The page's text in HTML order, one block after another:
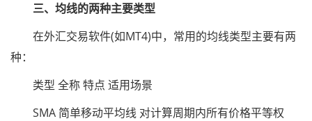
三、均线的两种主要类型
在外汇交易软件(如MT4)中，常用的均线类型主要有两
种：
类型 全称 特点 适用场景
SMA 简单移动平均线 对计算周期内所有价格平等权